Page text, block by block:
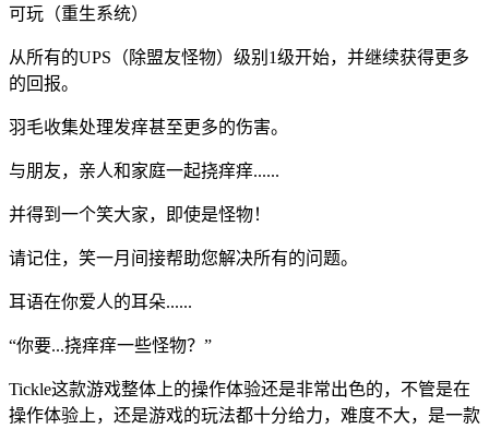
可玩（重生系统）
从所有的UPS（除盟友怪物）级别1级开始，并继续获得更多
的回报。
羽毛收集处理发痒甚至更多的伤害。
与朋友，亲人和家庭一起挠痒痒......
并得到一个笑大家，即使是怪物！
请记住，笑一月间接帮助您解决所有的问题。
耳语在你爱人的耳朵......
“你要...挠痒痒一些怪物？”
Tickle这款游戏整体上的操作体验还是非常出色的，不管是在
操作体验上，还是游戏的玩法都十分给力，难度不大，是一款